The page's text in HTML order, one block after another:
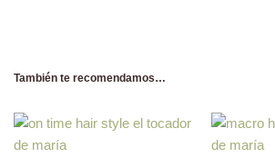
También te recomendamos…